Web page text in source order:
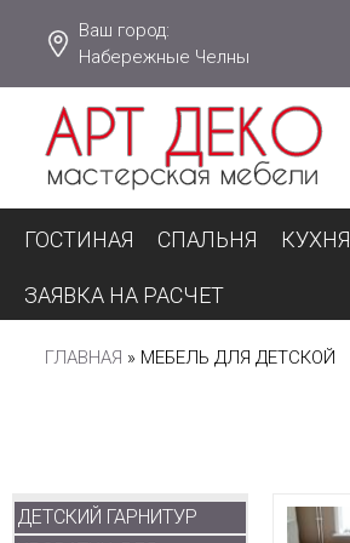
Ваш город:
Набережные Челны
ГОСТИНАЯ СПАЛЬНЯ КУХНЯ
ЗАЯВКА НА РАСЧЕТ
ГЛАВНАЯ » МЕБЕЛЬ ДЛЯ ДЕТСКОЙ
ДЕТСКИЙ ГАРНИТУР